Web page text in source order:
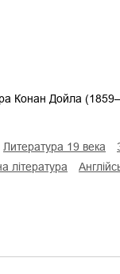
Конан Дойла
литература 19 века
література